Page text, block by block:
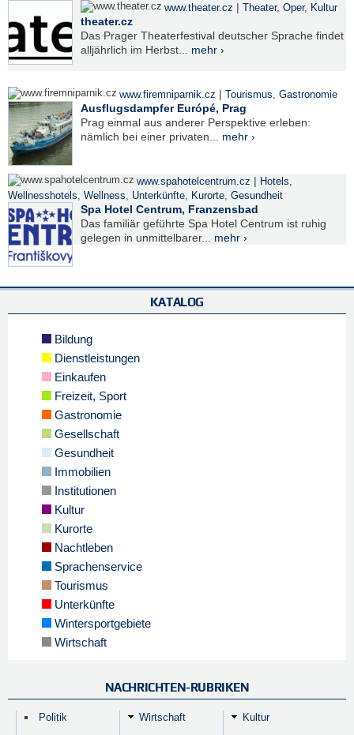
www.theater.cz | Theater, Oper, Kultur
theater.cz
Das Prager Theaterfestival deutscher Sprache findet
alljährlich im Herbst... mehr ›
www.firemniparnik.cz | Tourismus, Gastronomie
Ausflugsdampfer Európé, Prag
Prag einmal aus anderer Perspektive erleben:
nämlich bei einer privaten... mehr ›
www.spahotelcentrum.cz | Hotels,
Wellnesshotels, Wellness, Unterkünfte, Kurorte, Gesundheit
Spa Hotel Centrum, Franzensbad
Das familiär geführte Spa Hotel Centrum ist ruhig
gelegen in unmittelbarer... mehr ›
KATALOG
Bildung
Dienstleistungen
Einkaufen
Freizeit, Sport
Gastronomie
Gesellschaft
Gesundheit
Immobilien
Institutionen
Kultur
Kurorte
Nachtleben
Sprachenservice
Tourismus
Unterkünfte
Wintersportgebiete
Wirtschaft
NACHRICHTEN-RUBRIKEN
Politik Wirtschaft Kultur